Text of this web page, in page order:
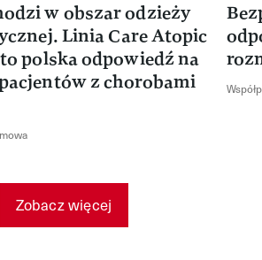
w obszar odzieży
Linia Care Atopic
polska odpowiedź na
z chorobami
Zobacz więcej